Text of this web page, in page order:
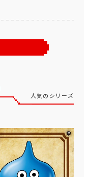
人気のシリーズ